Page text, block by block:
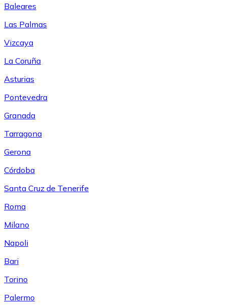
Baleares
Las Palmas
Vizcaya
La Coruña
Asturias
Pontevedra
Granada
Tarragona
Gerona
Córdoba
Santa Cruz de Tenerife
Roma
Milano
Napoli
Bari
Torino
Palermo